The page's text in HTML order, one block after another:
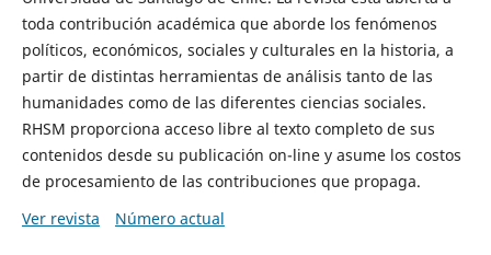
toda contribución académica que aborde los fenómenos
políticos, económicos, sociales y culturales en la historia, a
partir de distintas herramientas de análisis tanto de las
humanidades como de las diferentes ciencias sociales.
RHSM proporciona acceso libre al texto completo de sus
contenidos desde su publicación on-line y asume los costos
de procesamiento de las contribuciones que propaga.
Ver revista
Número actual